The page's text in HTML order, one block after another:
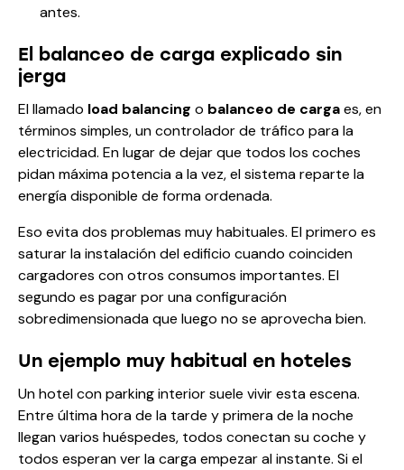
antes.
El balanceo de carga explicado sin
jerga
El llamado load balancing o balanceo de cargaes, en
términos simples, un controlador de tráfico para la
electricidad. En lugar de dejar que todos los coches
pidan máxima potencia a la vez, el sistema reparte la
energía disponible de forma ordenada.
Eso evita dos problemas muy habituales. El primero es
saturar la instalación del edificio cuando coinciden
cargadores con otros consumos importantes. El
segundo es pagar por una configuración
sobredimensionada que luego no se aprovecha bien.
Un ejemplo muy habitual en hoteles
Un hotel con parking interior suele vivir esta escena.
Entre última hora de la tarde y primera de la noche
llegan varios huéspedes, todos conectan su coche y
todos esperan ver la carga empezar al instante. Si el